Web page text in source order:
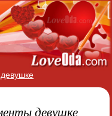
девушке
девушке